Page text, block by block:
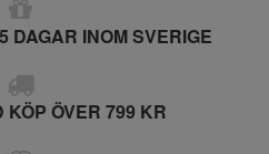
DAGAR INOM SVERIGE
KÖP ÖVER 799 KR